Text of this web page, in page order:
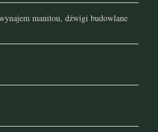
manitou, dźwigi budowlane